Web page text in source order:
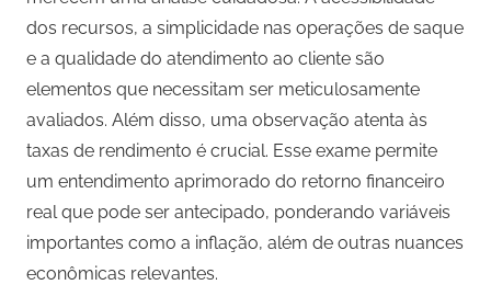
dos recursos, a simplicidade nas operações de saque
e a qualidade do atendimento ao cliente são
elementos que necessitam ser meticulosamente
avaliados. Além disso, uma observação atenta às
taxas de rendimento é crucial. Esse exame permite
um entendimento aprimorado do retorno financeiro
real que pode ser antecipado, ponderando variáveis
importantes como a inflação, além de outras nuances
econômicas relevantes.